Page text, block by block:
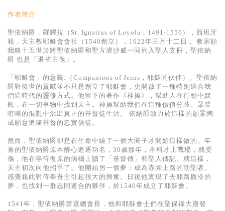
作者簡介
聖依納爵．羅耀拉（St. Ignatius of Loyola，1491-1556），西班牙
籍，天主教耶穌會會祖（1540創立），1622年三月十二日， 教宗額
我略十五世於將聖依納爵和聖方濟沙威一同列入聖人支冊，聖依納
爵 也是「退省主保」。
「耶穌會」的意義:（Companions of Jesus，耶穌的伙伴）。聖依納
爵對後世的貢獻並不只是創立了耶穌會，更開啟了一種特別適合我
們這時代的靈修方式。他留下的著作《神操》，幫助人在行動中默
觀，在一切事物中找到天主。神操幫助我們在這種價值分歧、眾聲
喧嘩的混亂中活出真正的基督徒生活。 依納爵致力於這樣的願景陶
成願意追隨基督的忠實信徒。
然而，聖依納爵卻是在生命中繞了一個大圈子才開始這樣做的。年
青的聖依納爵原本醉心追逐功名，30歲那年，不料才上戰場，就受
傷，他在等待復原的病榻上讀了「基督傳」和聖人傳記。就這樣，
天主初次向他招手了。他開始另一個夢：成為赤腳上路的朝聖者。
感覺藉此對侍奉吾主引起很大的興奮。日後他實現了去耶路撒冷的
夢，也找到一群志同道合的夥伴，於1540年成立了耶穌會。
1541年，聖依納爵當選總會長，他和耶穌會士們在聖保祿大殿發